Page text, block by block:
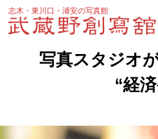
志木・東川口・浦安の写真館
写真スタジオ
“経